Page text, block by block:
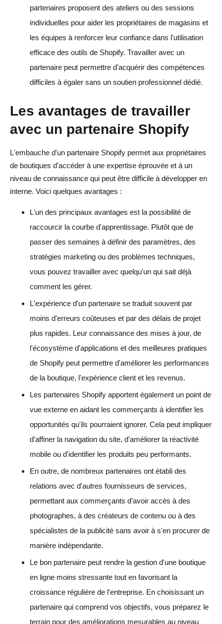
partenaires proposent des ateliers ou des sessions
individuelles pour aider les propriétaires de magasins et
les équipes à renforcer leur confiance dans l'utilisation
efficace des outils de Shopify. Travailler avec un
partenaire peut permettre d'acquérir des compétences
difficiles à égaler sans un soutien professionnel dédié.
Les avantages de travailler
avec un partenaire Shopify
L'embauche d'un partenaire Shopify permet aux propriétaires
de boutiques d'accéder à une expertise éprouvée et à un
niveau de connaissance qui peut être difficile à développer en
interne. Voici quelques avantages :
L'un des principaux avantages est la possibilité de
raccourcir la courbe d'apprentissage. Plutôt que de
passer des semaines à définir des paramètres, des
stratégies marketing ou des problèmes techniques,
vous pouvez travailler avec quelqu'un qui sait déjà
comment les gérer.
L'expérience d'un partenaire se traduit souvent par
moins d'erreurs coûteuses et par des délais de projet
plus rapides. Leur connaissance des mises à jour, de
l'écosystème d'applications et des meilleures pratiques
de Shopify peut permettre d'améliorer les performances
de la boutique, l'expérience client et les revenus.
Les partenaires Shopify apportent également un point de
vue externe en aidant les commerçants à identifier les
opportunités qu'ils pourraient ignorer. Cela peut impliquer
d'affiner la navigation du site, d'améliorer la réactivité
mobile ou d'identifier les produits peu performants.
En outre, de nombreux partenaires ont établi des
relations avec d'autres fournisseurs de services,
permettant aux commerçants d'avoir accès à des
photographes, à des créateurs de contenu ou à des
spécialistes de la publicité sans avoir à s'en procurer de
manière indépendante.
Le bon partenaire peut rendre la gestion d'une boutique
en ligne moins stressante tout en favorisant la
croissance régulière de l'entreprise. En choisissant un
partenaire qui comprend vos objectifs, vous préparez le
terrain pour des améliorations mesurables au niveau